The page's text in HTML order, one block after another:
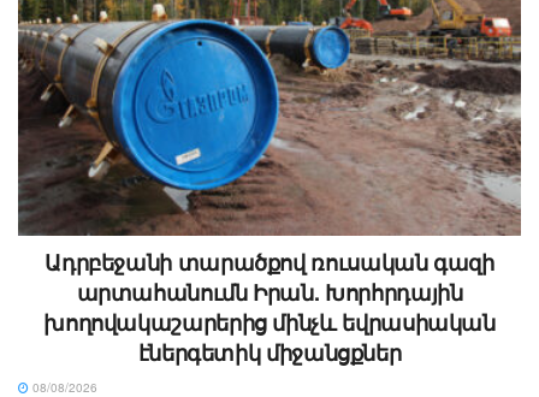
Ադրբեջանի տարածքով ռուսական գազի
արտահանումն Իրան. Խորհրդային
խողովակաշարերից մինչև եվրասիական
էներգետիկ միջանցքներ
08/08/2026